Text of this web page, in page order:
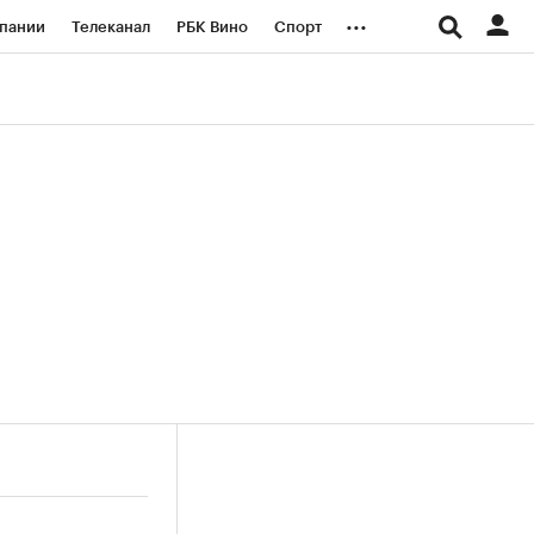
Телеканал РБК Вино Спорт ...